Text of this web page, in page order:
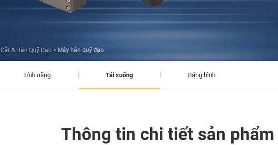
Cắt & Hàn Quỹ Đạo>Máy hàn quỹ đạo
Tính năng Tải xuống Băng hình
Thông tin chi tiết sản phẩm